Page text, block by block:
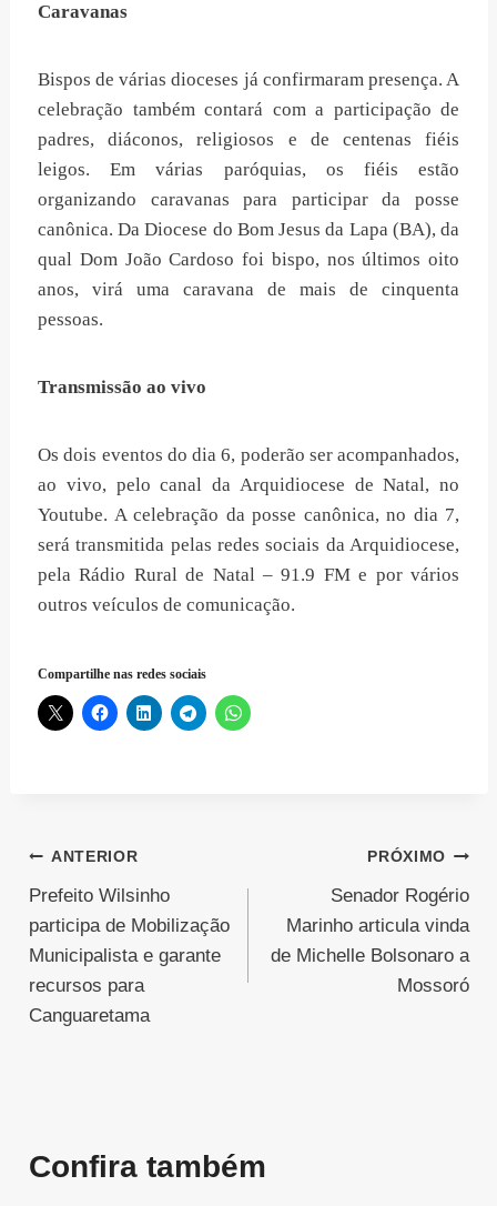
Caravanas
Bispos de várias dioceses já confirmaram presença. A
celebração também contará com a participação de
padres, diáconos, religiosos e de centenas fiéis
leigos. Em várias paróquias, os fiéis estão
organizando caravanas para participar da posse
canônica. Da Diocese do Bom Jesus da Lapa (BA), da
qual Dom João Cardoso foi bispo, nos últimos oito
anos, virá uma caravana de mais de cinquenta
pessoas.
Transmissão ao vivo
Os dois eventos do dia 6, poderão ser acompanhados,
ao vivo, pelo canal da Arquidiocese de Natal, no
Youtube. A celebração da posse canônica, no dia 7,
será transmitida pelas redes sociais da Arquidiocese,
pela Rádio Rural de Natal – 91.9 FM e por vários
outros veículos de comunicação.
Compartilhe nas redes sociais
Navegação
de
Post
ANTERIOR
Prefeito Wilsinho
participa de Mobilização
Municipalista e garante
recursos para
Canguaretama
PRÓXIMO
Senador Rogério
Marinho articula vinda
de Michelle Bolsonaro a
Mossoró
Confira também